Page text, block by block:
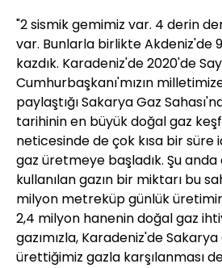
"2 sismik gemimiz var. 4 derin
var. Bunlarla birlikte Akdeniz'de
kazdık. Karadeniz'de 2020'de
Cumhurbaşkanı'mızın
paylaştığı Sakarya Gaz
tarihinin en büyük doğal gaz
neticesinde de çok kısa bir süre
gaz üretmeye başladık. Şu
kullanılan gazın bir miktarı bu
milyon metreküp günlük
2,4 milyon hanenin doğal gaz
gazımızla, Karadeniz'de Sakarya
ürettiğimiz gazla karşılanması